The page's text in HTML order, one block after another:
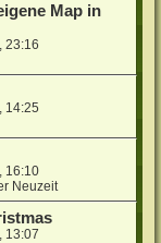
Map in
23:16
14:25
16:10
Neuzeit
13:07